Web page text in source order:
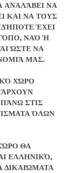
ΑΝΑΛΆΒΕΙ ΝΑ
ΚΑΙ ΝΑ ΤΟΥΣ
ΈΧΕΙ
ΝΑΌ Ή
ΏΣΤΕ ΝΑ
ΜΑΣ.
ΧΏΡΟ
ΣΤΙΣ
ΌΛΩΝ
ΘΑ
ΕΛΛΗΝΙΚΌ,